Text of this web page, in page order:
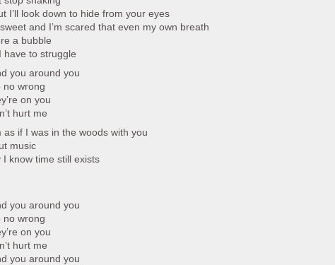
I’ll look down to hide from your eyes
and I’m scared that even my own breath
a bubble
have to struggle
you around you
no wrong
on you
hurt me
as if I was in the woods with you
music
I know time still exists
you around you
no wrong
on you
hurt me
you around you